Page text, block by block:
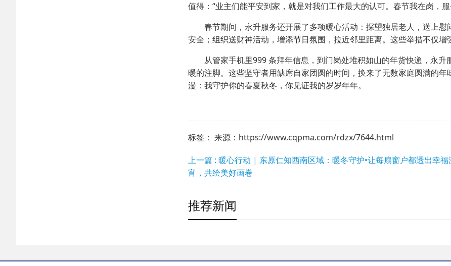
值得：“业主们能平安到家，就是对我们工作最大的认可。春节我在岗，
春节期间，永升服务还开展了多项暖心活动：探望独居老人，送上
安全；组织送财神活动，增添节日氛围，拉近邻里距离。这些举措不仅增
从管家手机里999 条拜年信息，到门岗处堆积如山的年货快递，永
暖的注脚。这些坚守者用缺席自家团圆的时间，换来了无数家庭圆满的
漫：我守护你的春夏秋冬，你见证我的岁岁年年。
标签： 来源：https://www.cqpma.com/rdzx/7644.html
上一篇 : 暖心行动 | 东原仁知西南区域：暖冬守护•让每扇窗户都透出幸福
宵，共绘美好画卷
推荐新闻